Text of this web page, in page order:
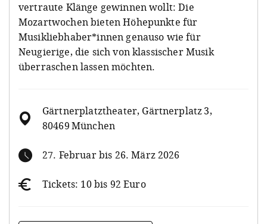
vertraute Klänge gewinnen wollt: Die
Mozartwochen bieten Höhepunkte für
Musikliebhaber*innen genauso wie für
Neugierige, die sich von klassischer Musik
überraschen lassen möchten.
Gärtnerplatztheater, Gärtnerplatz 3,
80469 München
27. Februar bis 26. März 2026
Tickets: 10 bis 92 Euro